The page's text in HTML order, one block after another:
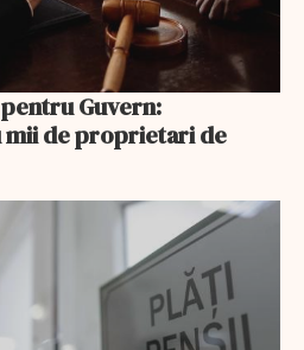
Guvern:
de proprietari de